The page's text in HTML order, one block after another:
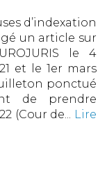
d’indexation
un article sur
le 4
et le 1er mars
ponctué
de prendre
(Cour de... Lire